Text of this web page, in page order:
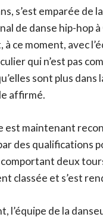
s’est emparée de
de danse hip-hop
ce moment, avec
qui n’est pas
sont plus
affirmé.
est maintenant
des qualifications
deux
classée et s’est
l’équipe de la